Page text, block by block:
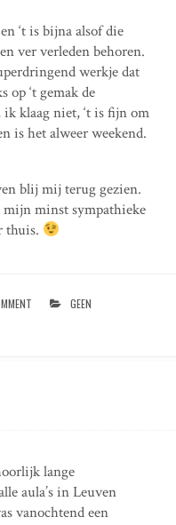
‘t is bijna alsof die
ver verleden behoren.
werkje dat
op ‘t gemak de
klaag niet, ‘t is fijn om
is het alweer weekend.
blij mij terug gezien.
mijn minst sympathieke
thuis.
GEEN
lange
aula’s in Leuven
vanochtend een